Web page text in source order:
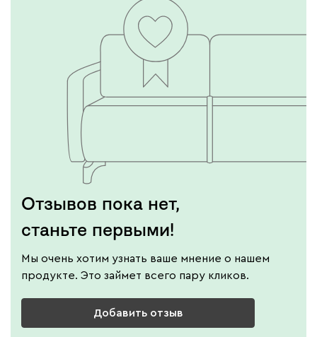
Отзывов пока нет,
станьте первыми!
Мы очень хотим узнать ваше мнение о нашем
продукте. Это займет всего пару кликов.
Добавить отзыв